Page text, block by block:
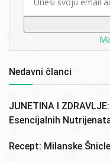
Nedavni članci
JUNETINA I
Esencijalnih
Recept: Milanske Šnicle